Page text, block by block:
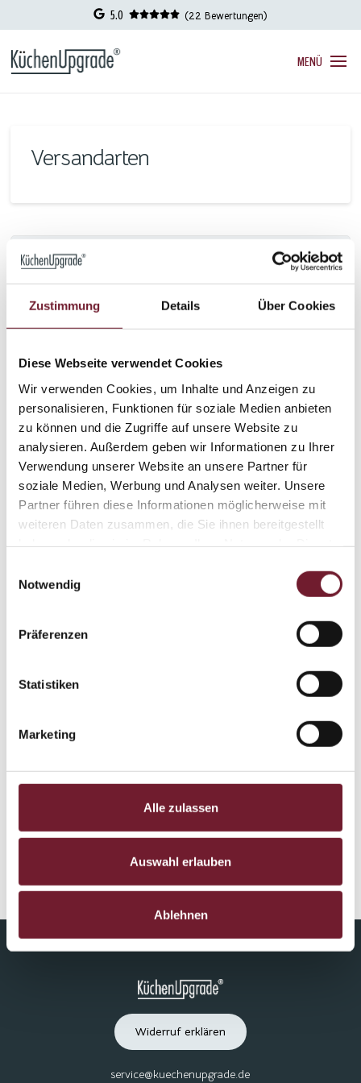
Zustimmung Details Über Cookies
Diese Webseite verwendet Cookies
Wir verwenden Cookies, um Inhalte und Anzeigen zu
personalisieren, Funktionen für soziale Medien anbieten
zu können und die Zugriffe auf unsere Website zu
analysieren. Außerdem geben wir Informationen zu Ihrer
Verwendung unserer Website an unsere Partner für
soziale Medien, Werbung und Analysen weiter. Unsere
Partner führen diese Informationen möglicherweise mit
weiteren Daten zusammen, die Sie ihnen bereitgestellt
Notwendig
Präferenzen
Statistiken
Marketing
Alle zulassen
Auswahl erlauben
Ablehnen
5.0 (22 Bewertungen)
MENÜ
Versandarten
Auch in Ihrer Nähe
Unsere Arbeitsplatten liefern und
montieren wir deutschlandweit. Unsere
regionalen Steinmetze befinden sich im
Köln
Heidelberg
Stuttgart
Wiesbaden
Widerruf erklären
service@kuechenupgrade.de